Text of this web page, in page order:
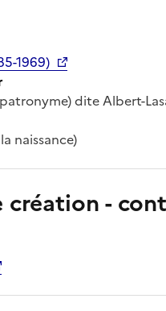
1969)
dite Albert-
naissance)
création -